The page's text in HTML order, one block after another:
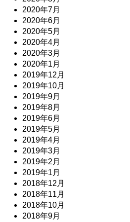
2020年7月
2020年6月
2020年5月
2020年4月
2020年3月
2020年1月
2019年12月
2019年10月
2019年9月
2019年8月
2019年6月
2019年5月
2019年4月
2019年3月
2019年2月
2019年1月
2018年12月
2018年11月
2018年10月
2018年9月